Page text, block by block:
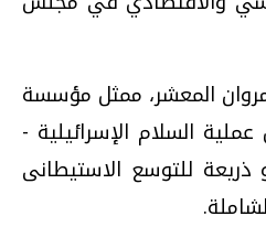
المعشر، ممثل مؤسسة
السلام الإسرائيلية -
للتوسع الاستيطانى